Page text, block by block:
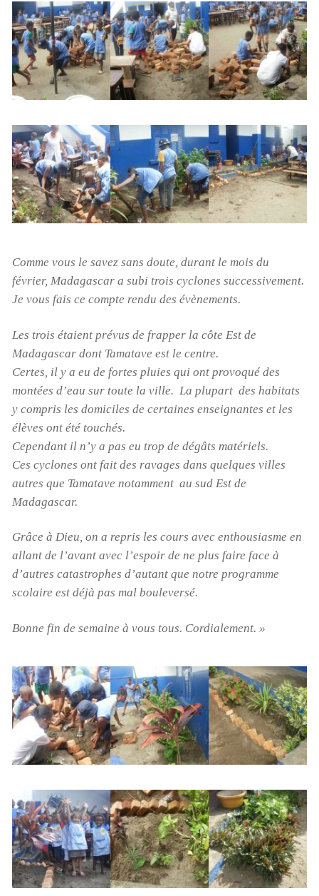
Comme vous le savez sans doute, durant le mois du
février, Madagascar a subi trois cyclones successivement.
Je vous fais ce compte rendu des évènements.
Les trois étaient prévus de frapper la côte Est de
Madagascar dont Tamatave est le centre.
Certes, il y a eu de fortes pluies qui ont provoqué des
montées d’eau sur toute la ville. La plupart des habitats
y compris les domiciles de certaines enseignantes et les
élèves ont été touchés.
Cependant il n’y a pas eu trop de dégâts matériels.
Ces cyclones ont fait des ravages dans quelques villes
autres que Tamatave notamment au sud Est de
Madagascar.
Grâce à Dieu, on a repris les cours avec enthousiasme en
allant de l’avant avec l’espoir de ne plus faire face à
d’autres catastrophes d’autant que notre programme
scolaire est déjà pas mal bouleversé.
Bonne fin de semaine à vous tous. Cordialement. »